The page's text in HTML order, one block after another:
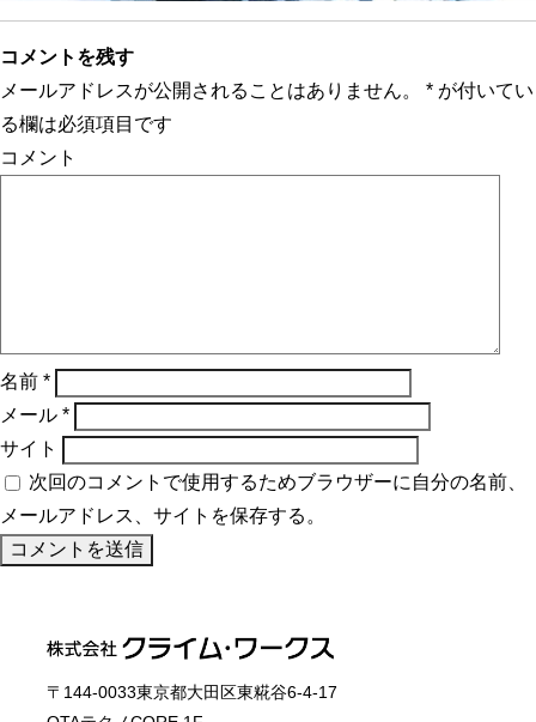
コメントを残す
メールアドレスが公開されることはありません。
* が付いてい
る欄は必須項目です
コメント
名前 *
メール *
サイト
次回のコメントで使用するためブラウザーに自分の名前、
メールアドレス、サイトを保存する。
〒144-0033東京都大田区東糀谷6-4-17